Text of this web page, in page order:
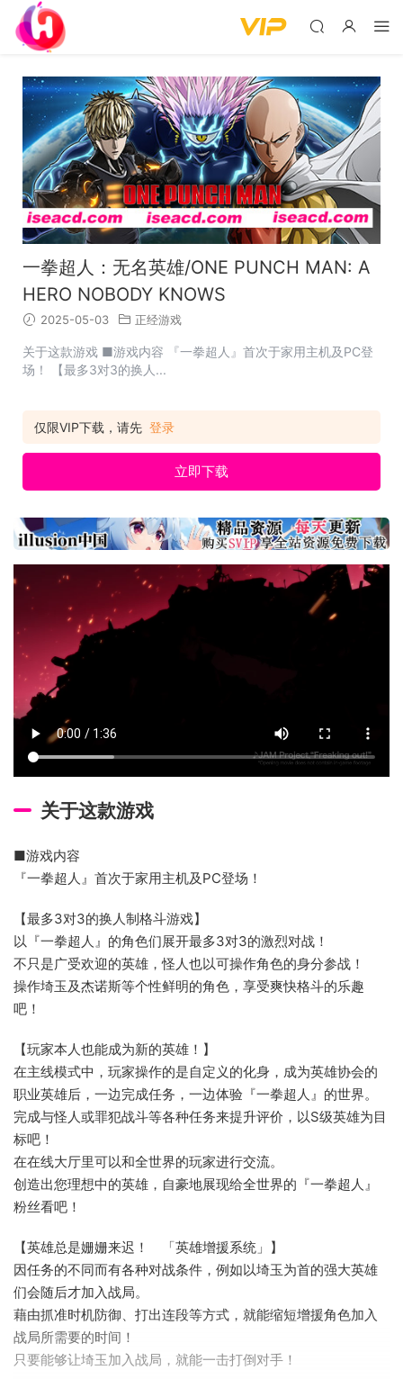
一拳超人：无名英雄/ONE PUNCH MAN: A
HERO NOBODY KNOWS
2025-05-03 正经游戏
关于这款游戏 ■游戏内容 『一拳超人』首次于家用主机及PC登
场！ 【最多3对3的换人...
仅限VIP下载，请先 登录
立即下载
关于这款游戏
■游戏内容
『一拳超人』首次于家用主机及PC登场！
【最多3对3的换人制格斗游戏】
以『一拳超人』的角色们展开最多3对3的激烈对战！
不只是广受欢迎的英雄，怪人也以可操作角色的身分参战！
操作埼玉及杰诺斯等个性鲜明的角色，享受爽快格斗的乐趣
吧！
【玩家本人也能成为新的英雄！】
在主线模式中，玩家操作的是自定义的化身，成为英雄协会的
职业英雄后，一边完成任务，一边体验『一拳超人』的世界。
完成与怪人或罪犯战斗等各种任务来提升评价，以S级英雄为目
标吧！
在在线大厅里可以和全世界的玩家进行交流。
创造出您理想中的英雄，自豪地展现给全世界的『一拳超人』
粉丝看吧！
【英雄总是姗姗来迟！ 「英雄增援系统」】
因任务的不同而有各种对战条件，例如以埼玉为首的强大英雄
们会随后才加入战局。
藉由抓准时机防御、打出连段等方式，就能缩短增援角色加入
战局所需要的时间！
只要能够让埼玉加入战局，就能一击打倒对手！